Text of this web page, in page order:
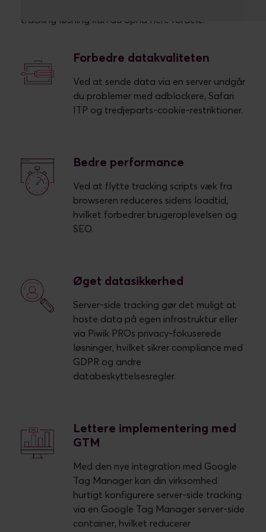
tracking løsning kan du opnå flere fordele:
Forbedre datakvaliteten
Ved at sende data via en server undgår
du problemer med adblockere, Safari
ITP og tredjeparts-cookie-restriktioner.
Bedre performance
Ved at flytte tracking scripts væk fra
browseren reduceres sidens loadtid,
hvilket forbedrer brugeroplevelsen og
SEO.
Øget datasikkerhed
Server-side tracking gør det muligt at
hoste data på egen infrastruktur eller
via Piwik PROs privacy-fokuserede
løsninger, hvilket sikrer compliance med
GDPR og andre
databeskyttelsesregler.
Lettere implementering med
GTM
Med den nye integration med Google
Tag Manager kan din virksomhed
hurtigt konfigurere server-side tracking
via en Google Tag Manager server-side
container, hvilket reducerer